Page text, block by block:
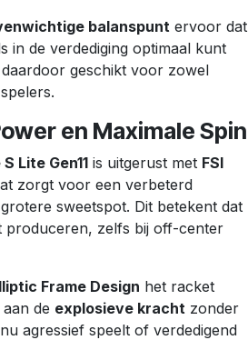
balanspunt ervoor dat
in de verdediging optimaal kunt
geschikt voor zowel
en Maximale Spin
Lite Gen11 is uitgerust met FSI
zorgt voor een verbeterd
sweetspot. Dit betekent dat
produceren, zelfs bij off-center
Frame Design het racket
de explosieve kracht zonder
agressief speelt of verdedigend